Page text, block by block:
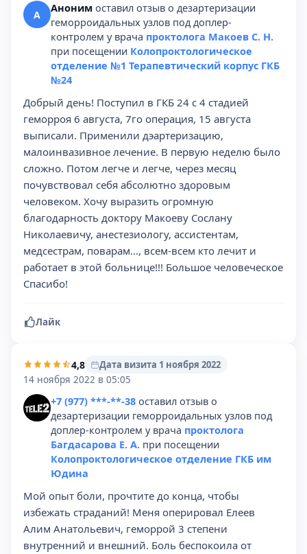
А Аноним оставил отзыв о дезартеризации
геморроидальных узлов под доплер-
контролем у врача проктолога Макоев С. Н.
при посещении Колопроктологическое
отделение №1 Терапевтический корпус ГКБ
№24
Добрый день! Поступил в ГКБ 24 с 4 стадией
геморроя 6 августа, 7го операция, 15 августа
выписали. Применили дэартеризацию,
малоинвазивное лечение. В первую неделю было
сложно. Потом легче и легче, через месяц
почувствовал себя абсолютно здоровым
человеком. Хочу выразить огромную
благодарность доктору Макоеву Сослану
Николаевичу, анестезиологу, ассистентам,
медсестрам, поварам..., всем-всем кто лечит и
работает в этой больнице!!! Большое человеческое
Спасибо!
Лайк
4,8
Дата визита 1 ноября 2022
14 ноября 2022 в 05:05
+7 (977) ***-**-38 оставил отзыв о
дезартеризации геморроидальных узлов под
доплер-контролем у врача проктолога
Багдасарова Е. А. при посещении
Колопроктологическое отделение ГКБ им
Юдина
Мой опыт боли, прочтите до конца, чтобы
избежать страданий! Меня оперировал Елеев
Алим Анатольевич, геморрой 3 степени
внутренний и внешний. Боль беспокоила от